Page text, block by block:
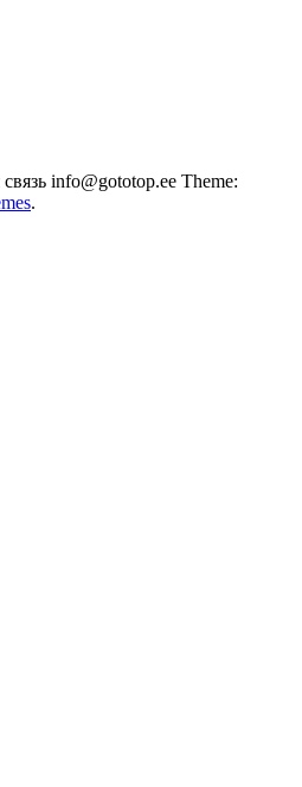
info@gototop.ee Theme:
.